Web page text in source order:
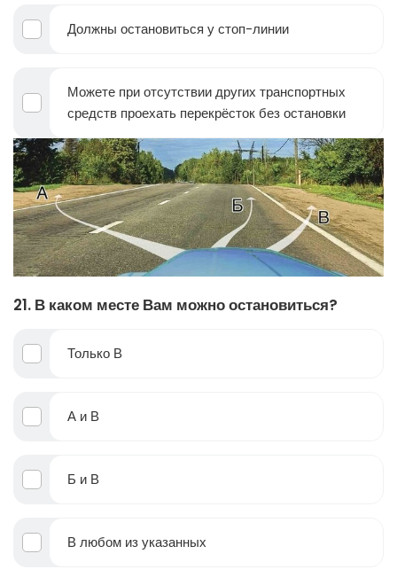
Должны остановиться у стоп-линии
Можете при отсутствии других транспортных
средств проехать перекрёсток без остановки
21. В каком месте Вам можно остановиться?
Только В
А и В
Б и В
В любом из указанных